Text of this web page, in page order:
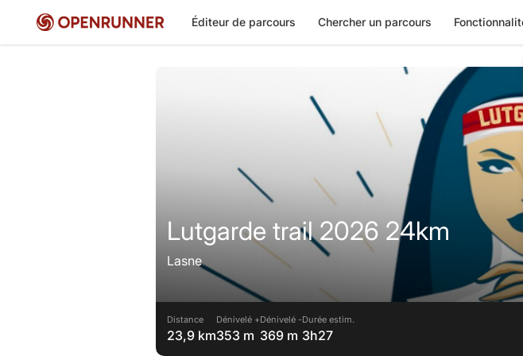
Éditeur de parcours Chercher un parcours
Lutgarde trail 2026 24km
Lasne
Distance
23,9 km
Dénivelé +
353 m
Dénivelé -
369 m
Durée estim.
3h27